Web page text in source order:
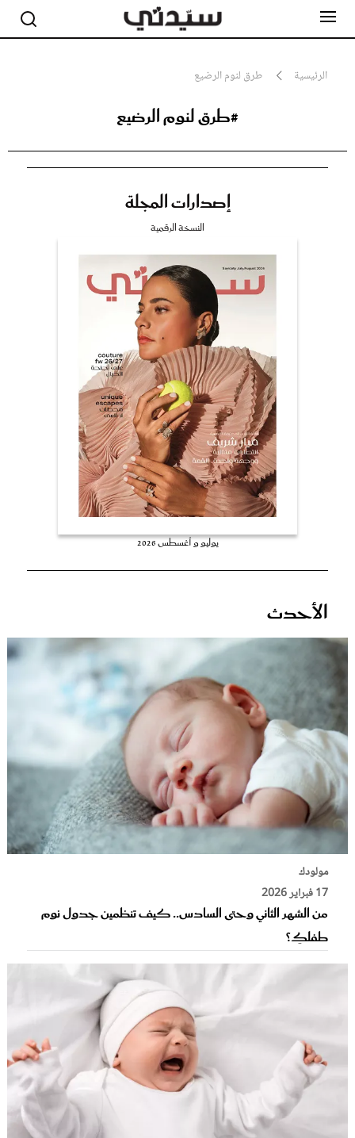
الرئيسية طرق لنوم الرضيع
#طرق لنوم الرضيع
إصدارات المجلة
النسخة الرقمية
يوليو و أغسطس 2026
الأحدث
مولودك
17 فبراير 2026
من الشهر الثاني وحتى السادس.. كيف تنظمين جدول نوم
طفلكِ؟
جمال
صحة ورشاقة
عروس سيدتي
غلاف رفمي